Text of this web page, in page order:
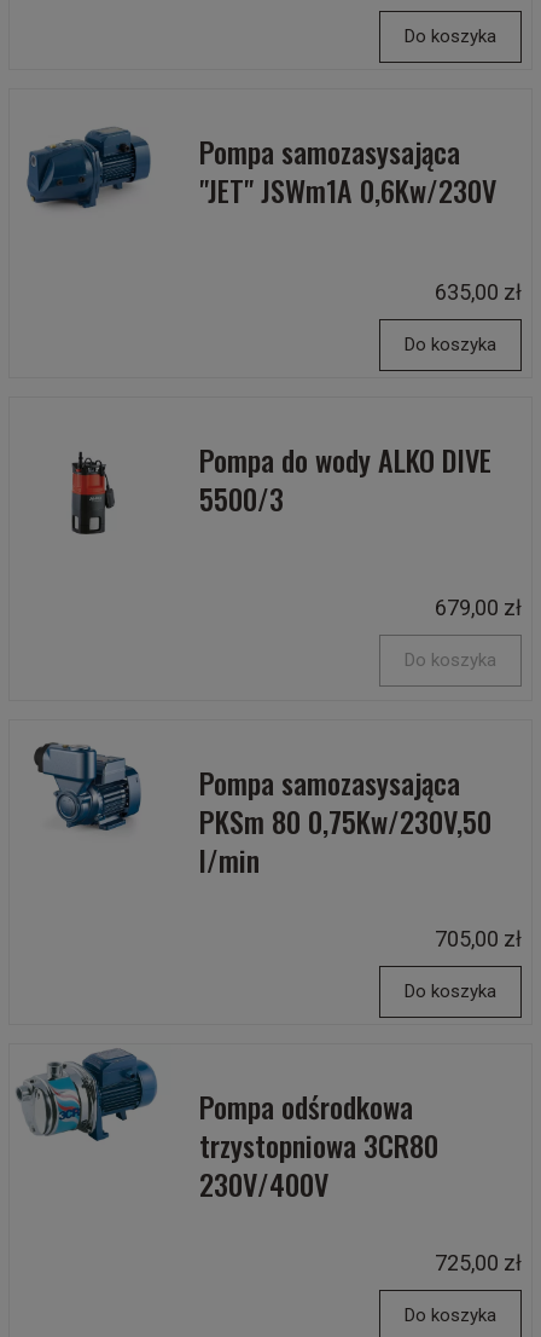
Do koszyka
Pompa samozasysająca
"JET" JSWm1A 0,6Kw/230V
635,00 zł
Do koszyka
Pompa do wody ALKO DIVE
5500/3
679,00 zł
Do koszyka
Pompa samozasysająca
PKSm 80 0,75Kw/230V,50
l/min
705,00 zł
Do koszyka
Pompa odśrodkowa
trzystopniowa 3CR80
230V/400V
725,00 zł
Do koszyka